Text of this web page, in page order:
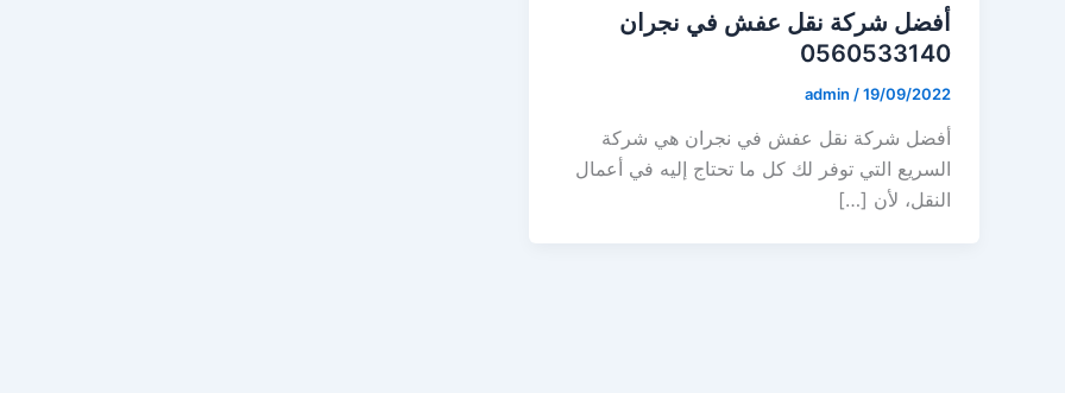
أفضل شركة نقل عفش في نجران
0560533140
admin /19/09/2022
أفضل شركة نقل عفش في نجران هي شركة
السريع التي توفر لك كل ما تحتاج إليه في أعمال
النقل، لأن […]